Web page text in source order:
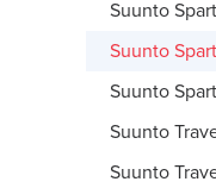
Suunto
Suunto
Suunto
Suunto
Suunto